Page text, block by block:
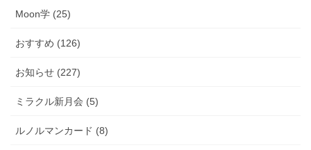
Moon学 (25)
おすすめ (126)
お知らせ (227)
ミラクル新月会 (5)
ルノルマンカード (8)